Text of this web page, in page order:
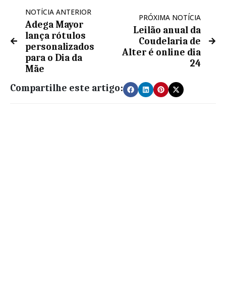
NOTÍCIA ANTERIOR
Adega Mayor
lança rótulos
personalizados
para o Dia da
Mãe
PRÓXIMA NOTÍCIA
Leilão anual da
Coudelaria de
Alter é online dia
24
Compartilhe este artigo: